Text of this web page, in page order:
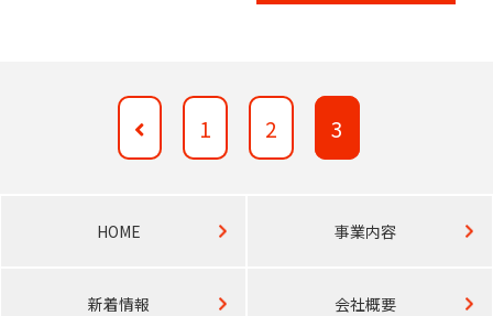
1 2 3
HOME 事業内容
新着情報 会社概要